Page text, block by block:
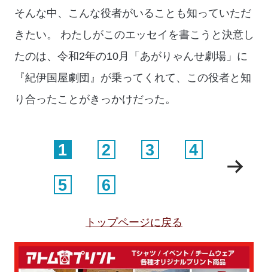
そんな中、こんな役者がいることも知っていただ
きたい。 わたしがこのエッセイを書こうと決意し
たのは、令和2年の10月「あがりゃんせ劇場」に
『紀伊国屋劇団』が乗ってくれて、この役者と知
り合ったことがきっかけだった。
1 2 3
4
5
6
トップページに戻る